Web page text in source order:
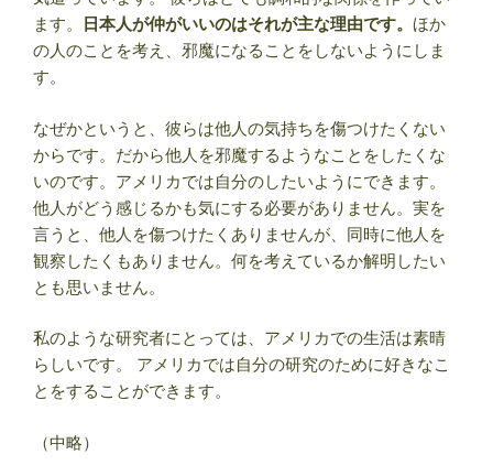
ます。
日本人が仲がいいのはそれが主な理由です。 ほか
の人のことを考え、邪魔になることをしないようにしま
す。
なぜかというと、彼らは他人の気持ちを傷つけたくない
からです。だから他人を邪魔するようなことをしたくな
いのです。アメリカでは自分のしたいようにできます。
他人がどう感じるかも気にする必要がありません。実を
言うと、他人を傷つけたくありませんが、同時に他人を
観察したくもありません。何を考えているか解明したい
とも思いません。
私のような研究者にとっては、アメリカでの生活は素晴
らしいです。 アメリカでは自分の研究のために好きなこ
とをすることができます。
（中略）